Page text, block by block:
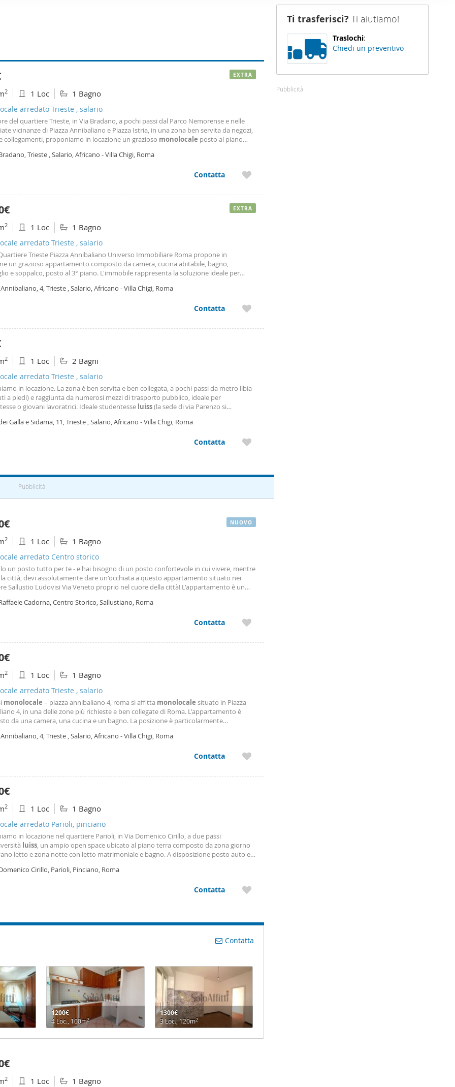
Condividiamo inoltre informazioni sul modo in cui utilizza il nostro sito
di analisi dei dati web, pubblicità e social media, i quali potrebbero
che ha fornito loro o che hanno raccolto dal suo utilizzo dei loro
2 1 Loc 1 Bagno
arredato Trieste , salario
del quartiere Trieste, in Via Bradano, a pochi passi dal Parco Nemorense e nelle
vicinanze di Piazza Annibaliano e Piazza Istria, in una zona ben servita da negozi,
collegamenti, proponiamo in locazione un grazioso monolocale posto al piano
momenti di relax
Trieste , Salario, Africano - Villa Chigi, Roma
Contatta
EXTRA
2 1 Loc 1 Bagno
arredato Trieste , salario
Trieste Piazza Annibaliano Universo Immobiliare Roma propone in
un grazioso appartamento composto da camera, cucina abitabile, bagno,
e soppalco, posto al 3° piano. L'immobile rappresenta la soluzione ideale per
piedi, ma è perfetto anche per giovani
Annibaliano, 4, Trieste , Salario, Africano - Villa Chigi, Roma
Contatta
EXTRA
2 1 Loc 2 Bagni
arredato Trieste , salario
in locazione. La zona è ben servita e ben collegata, a pochi passi da metro libia
a piedi) e raggiunta da numerosi mezzi di trasporto pubblico, ideale per
o giovani lavoratrici. Ideale studentesse luiss(la sede di via Parenzo si
transitorio 12 - 18 mesi per
Galla e Sidama, 11, Trieste , Salario, Africano - Villa Chigi, Roma
Contatta
Pubblicità
2 1 Loc 1 Bagno
arredato Centro storico
un posto tutto per te - e hai bisogno di un posto confortevole in cui vivere, mentre
città, devi assolutamente dare un'occhiata a questo appartamento situato nei
Sallustio Ludovisi Via Veneto proprio nel cuore della città! L'appartamento è un
molto accogliente. Oltre a
Cadorna, Centro Storico, Sallustiano, Roma
Contatta
NUOVO
2 1 Loc 1 Bagno
arredato Trieste , salario
monolocale – piazza annibaliano 4, roma si affitta monolocale situato in Piazza
4, in una delle zone più richieste e ben collegate di Roma. L'appartamento è
da una camera, una cucina e un bagno. La posizione è particolarmente
raggiungibile in pochi passi
Annibaliano, 4, Trieste , Salario, Africano - Villa Chigi, Roma
Contatta
2 1 Loc 1 Bagno
arredato Parioli, pinciano
in locazione nel quartiere Parioli, in Via Domenico Cirillo, a due passi
luiss, un ampio open space ubicato al piano terra composto da zona giorno
letto e zona notte con letto matrimoniale e bagno. A disposizione posto auto e
Cirillo, Parioli, Pinciano, Roma
Contatta
Contatta
1200€
4 Loc., 100m2
1300€
3 Loc., 120m2
2 1 Loc 1 Bagno
Ti trasferisci? Ti aiutiamo!
Traslochi:
Chiedi un preventivo
Pubblicità